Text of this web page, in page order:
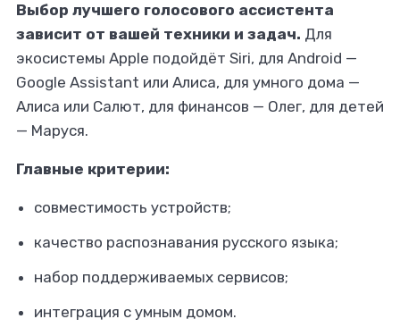
Выбор лучшего голосового ассистента
зависит от вашей техники и задач. Для
экосистемы Apple подойдёт Siri, для Android —
Google Assistant или Алиса, для умного дома —
Алиса или Салют, для финансов — Олег, для детей
— Маруся.
Главные критерии:
совместимость устройств;
качество распознавания русского языка;
набор поддерживаемых сервисов;
интеграция с умным домом.